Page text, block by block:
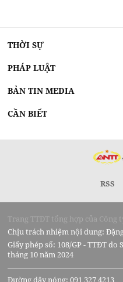
THỜI SỰ
PHÁP LUẬT
BẢN TIN MEDIA
CẦN BIẾT
RSS
Trang TTĐT tổng hợp của Công
Chịu trách nhiệm nội dung:
Giấy phép số: 108/GP - TTĐT do
tháng 10 năm 2024